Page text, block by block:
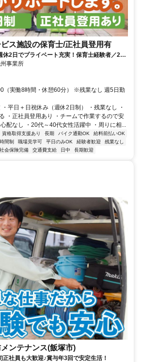
ス施設の保育士/正社員登用有
休2日でプライベート充実！保育士経験者／20
事業所
（実働8時間・休憩60分） ※残業なし 週5日勤
平日＋日祝休み（週休2日制） ・残業なし ・
・正社員登用あり ・チームで作業するので安
配なし ・20代～40代女性活躍中 ・周りに相...
資格取得支援あり 長期 バイク通勤OK
給料前払いOK
間制 職場見学可 平日のみOK 経験者歓迎
残業なし
社会保険完備 交通費支給 日中 長期歓迎
ンテナンス(飯塚市)
社員も大歓迎♪賞与年3回で安定生活！